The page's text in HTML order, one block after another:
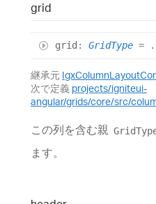
grid
grid : GridType =
継承元
次で定義 projects/igniteui-
angular/grids/core/src/
この列を含む親
ます。